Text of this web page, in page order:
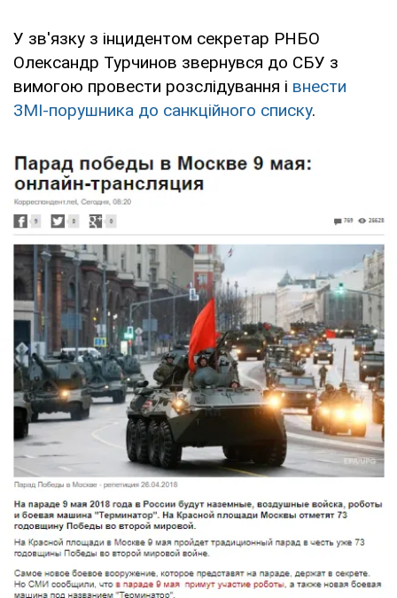
У зв'язку з інцидентом секретар РНБО
Олександр Турчинов звернувся до СБУ з
вимогою провести розслідування і внести
ЗМІ-порушника до санкційного списку.